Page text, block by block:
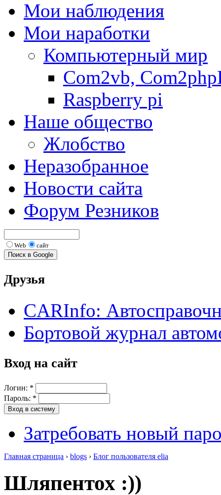
Мои наблюдения
Мои наработки
Компьютерный мир
Com2vb,
Raspberry pi
Наше общество
Жлобство
Неразобранное
Новости сайта
Форум Резников
Web сайт
Друзья
CARInfo:
Бортовой журнал
Вход на сайт
Логин: *
Пароль: *
Затребовать новый
Главная страница › blogs › Блог пользователя elia
Шляпентох :))